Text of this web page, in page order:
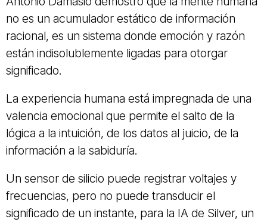
no es un acumulador estático de información
racional, es un sistema donde emoción y razón
están indisolublemente ligadas para otorgar
significado.
La experiencia humana está impregnada de una
valencia emocional que permite el salto de la
lógica a la intuición, de los datos al juicio, de la
información a la sabiduría.
Un sensor de silicio puede registrar voltajes y
frecuencias, pero no puede transducir el
significado de un instante, para la IA de Silver, un